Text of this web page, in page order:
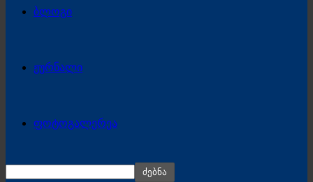
ბლოგი
ჟურნალი
ფოტოგალერეა